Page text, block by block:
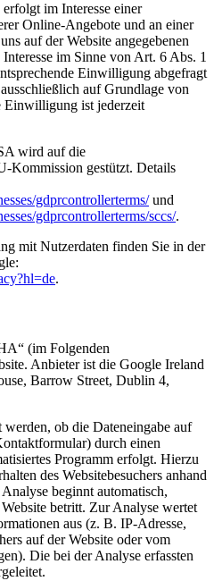
im Interesse einer
Online-Angebote und an einer
auf der Website angegebenen
im Sinne von Art. 6 Abs. 1
Einwilligung abgefragt
auf Grundlage von
ist jederzeit
wird auf die
Kommission gestützt. Details
gdprcontrollerterms/und
gdprcontrollerterms/sccs/.
mit Nutzerdaten finden Sie in der
.
(im Folgenden
Anbieter ist die Google Ireland
Barrow Street, Dublin 4,
ob die Dateneingabe auf
durch einen
Programm erfolgt. Hierzu
des Websitebesuchers anhand
beginnt automatisch,
betritt. Zur Analyse wertet
aus (z. B. IP-Adresse,
auf der Website oder vom
Die bei der Analyse erfassten